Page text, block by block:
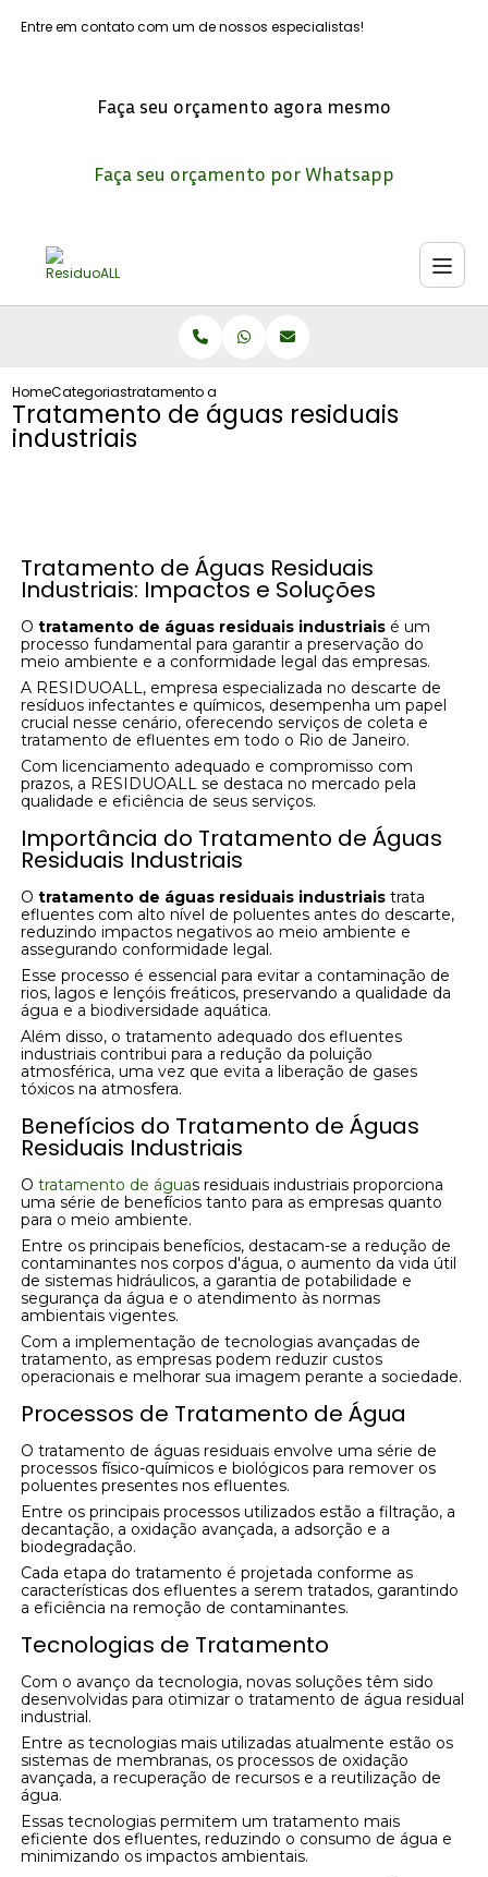
Entre em contato com um de nossos especialistas!
Faça seu orçamento agora mesmo
Faça seu orçamento por Whatsapp
HomeCategoriastratamento aguas residuais industriais
Tratamento de águas residuais
industriais
Tratamento de Águas Residuais
Industriais: Impactos e Soluções
Otratamento de águas residuais industriais é um
processo fundamental para garantir a preservação do
meio ambiente e a conformidade legal das empresas.
A RESIDUOALL, empresa especializada no descarte de
resíduos infectantes e químicos, desempenha um papel
crucial nesse cenário, oferecendo serviços de coleta e
tratamento de efluentes em todo o Rio de Janeiro.
Com licenciamento adequado e compromisso com
prazos, a RESIDUOALL se destaca no mercado pela
qualidade e eficiência de seus serviços.
Importância do Tratamento de Águas
Residuais Industriais
Otratamento de águas residuais industriais trata
efluentes com alto nível de poluentes antes do descarte,
reduzindo impactos negativos ao meio ambiente e
assegurando conformidade legal.
Esse processo é essencial para evitar a contaminação de
rios, lagos e lençóis freáticos, preservando a qualidade da
água e a biodiversidade aquática.
Além disso, o tratamento adequado dos efluentes
industriais contribui para a redução da poluição
atmosférica, uma vez que evita a liberação de gases
tóxicos na atmosfera.
Benefícios do Tratamento de Águas
Residuais Industriais
Otratamento de águas residuais industriais proporciona
uma série de benefícios tanto para as empresas quanto
para o meio ambiente.
Entre os principais benefícios, destacam-se a redução de
contaminantes nos corpos d'água, o aumento da vida útil
de sistemas hidráulicos, a garantia de potabilidade e
segurança da água e o atendimento às normas
ambientais vigentes.
Com a implementação de tecnologias avançadas de
tratamento, as empresas podem reduzir custos
operacionais e melhorar sua imagem perante a sociedade.
Processos de Tratamento de Água
O tratamento de águas residuais envolve uma série de
processos físico-químicos e biológicos para remover os
poluentes presentes nos efluentes.
Entre os principais processos utilizados estão a filtração, a
decantação, a oxidação avançada, a adsorção e a
biodegradação.
Cada etapa do tratamento é projetada conforme as
características dos efluentes a serem tratados, garantindo
a eficiência na remoção de contaminantes.
Tecnologias de Tratamento
Com o avanço da tecnologia, novas soluções têm sido
desenvolvidas para otimizar o tratamento de água residual
industrial.
Entre as tecnologias mais utilizadas atualmente estão os
sistemas de membranas, os processos de oxidação
avançada, a recuperação de recursos e a reutilização de
água.
Essas tecnologias permitem um tratamento mais
eficiente dos efluentes, reduzindo o consumo de água e
minimizando os impactos ambientais.